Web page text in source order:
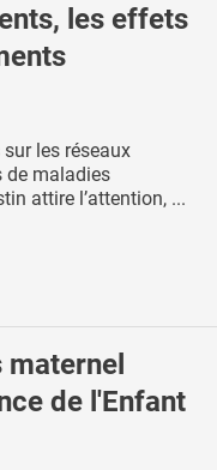
les effets
les réseaux
de maladies
attire l’attention, ...
maternel
de l'Enfant